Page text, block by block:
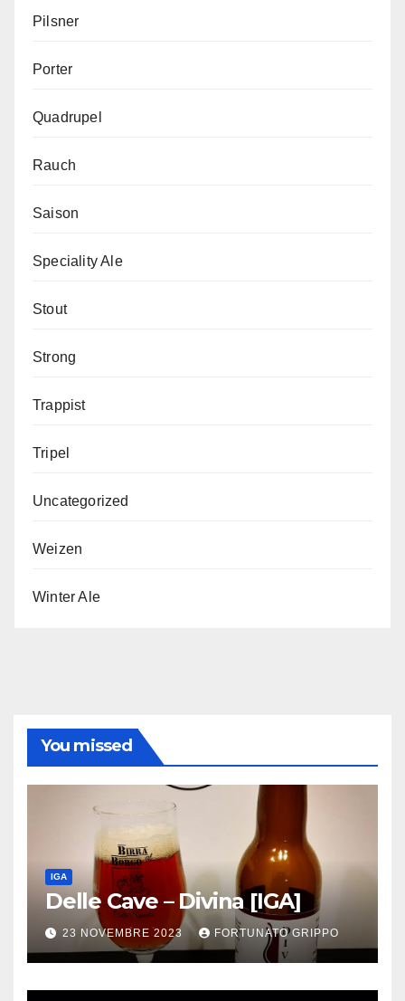
Pilsner
Porter
Quadrupel
Rauch
Saison
Speciality Ale
Stout
Strong
Trappist
Tripel
Uncategorized
Weizen
Winter Ale
You missed
IGA
Delle Cave – Divina [IGA]
23 NOVEMBRE 2023 FORTUNATO GRIPPO